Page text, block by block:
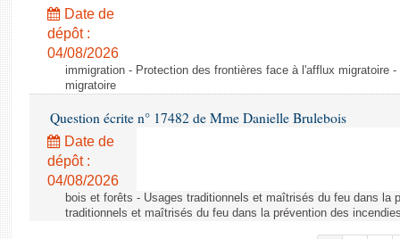
Date de
dépôt :
04/08/2026
immigration - Protection des frontières face à l'afflux migratoire
migratoire
Question écrite n° 17482 de Mme Danielle Brulebois
Date de
dépôt :
04/08/2026
bois et forêts - Usages traditionnels et maîtrisés du feu dans la
traditionnels et maîtrisés du feu dans la prévention des